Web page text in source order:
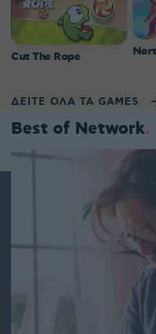
Cut The Rope
ΔΕΙΤΕ ΟΛΑ ΤΑ GAMES
Best of Network